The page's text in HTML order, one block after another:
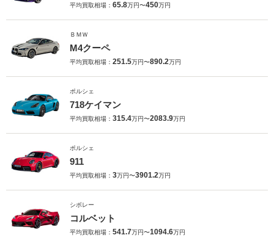
平均買取相場： 65.8万円〜450万円
ＢＭＷ
M4クーペ
平均買取相場： 251.5万円〜890.2万円
ポルシェ
718ケイマン
平均買取相場： 315.4万円〜2083.9万円
ポルシェ
911
平均買取相場： 3万円〜3901.2万円
シボレー
コルベット
平均買取相場： 541.7万円〜1094.6万円